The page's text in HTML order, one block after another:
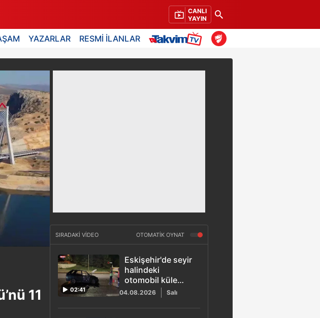
CANLI
YAYIN
YAZARLAR RESMİ İLANLAR
11
SIRADAKİ VİDEO OTOMATİK OYNAT
02:41
Eskişehir'de seyir
halindeki
otomobil küle
döndü: Sürücü
04.08.2026 Salı